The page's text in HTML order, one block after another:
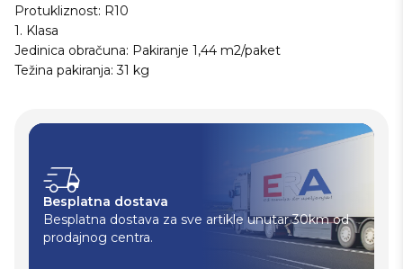
Protukliznost: R10
1. Klasa
Jedinica obračuna: Pakiranje 1,44 m2/paket
Težina pakiranja: 31 kg
Besplatna dostava
Besplatna dostava za sve artikle unutar 30km od
prodajnog centra.